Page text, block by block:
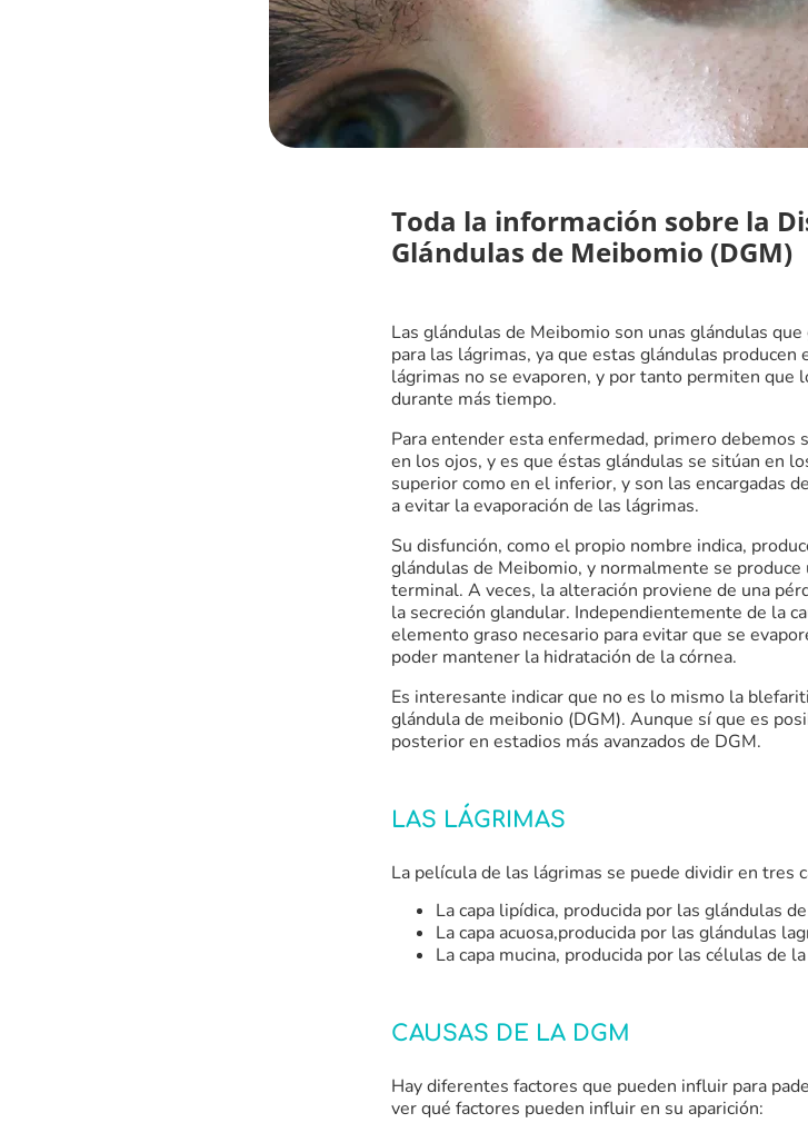
Toda la información sobre la
Glándulas de Meibomio (DGM)
Las glándulas de Meibomio son unas glándulas
para las lágrimas, ya que estas glándulas producen
lágrimas no se evaporen, y por tanto permiten que
durante más tiempo.
Para entender esta enfermedad, primero debemos
en los ojos, y es que éstas glándulas se sitúan en
superior como en el inferior, y son las encargadas
a evitar la evaporación de las lágrimas.
Su disfunción, como el propio nombre indica,
glándulas de Meibomio, y normalmente se
terminal. A veces, la alteración proviene de una
la secreción glandular. Independientemente de la
elemento graso necesario para evitar que se
poder mantener la hidratación de la córnea.
Es interesante indicar que no es lo mismo la
glándula de meibonio (DGM). Aunque sí que es
posterior en estadios más avanzados de DGM.
LAS LÁGRIMAS
La película de las lágrimas se puede dividir en tres
La capa lipídica, producida por las glándulas
La capa acuosa,producida por las glándulas
La capa mucina, producida por las células de
CAUSAS DE LA DGM
Hay diferentes factores que pueden influir para
ver qué factores pueden influir en su aparición: